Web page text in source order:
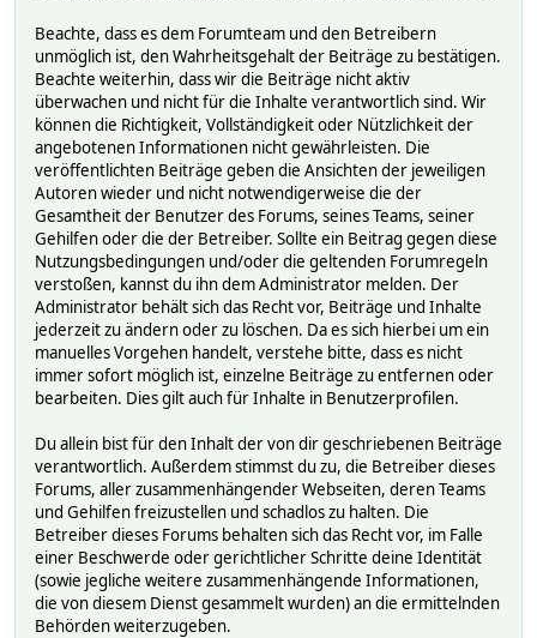
Beachte, dass es dem Forumteam und den Betreibern
unmöglich ist, den Wahrheitsgehalt der Beiträge zu bestätigen.
Beachte weiterhin, dass wir die Beiträge nicht aktiv
überwachen und nicht für die Inhalte verantwortlich sind. Wir
können die Richtigkeit, Vollständigkeit oder Nützlichkeit der
angebotenen Informationen nicht gewährleisten. Die
veröffentlichten Beiträge geben die Ansichten der jeweiligen
Autoren wieder und nicht notwendigerweise die der
Gesamtheit der Benutzer des Forums, seines Teams, seiner
Gehilfen oder die der Betreiber. Sollte ein Beitrag gegen diese
Nutzungsbedingungen und/oder die geltenden Forumregeln
verstoßen, kannst du ihn dem Administrator melden. Der
Administrator behält sich das Recht vor, Beiträge und Inhalte
jederzeit zu ändern oder zu löschen. Da es sich hierbei um ein
manuelles Vorgehen handelt, verstehe bitte, dass es nicht
immer sofort möglich ist, einzelne Beiträge zu entfernen oder
bearbeiten. Dies gilt auch für Inhalte in Benutzerprofilen.
Du allein bist für den Inhalt der von dir geschriebenen Beiträge
verantwortlich. Außerdem stimmst du zu, die Betreiber dieses
Forums, aller zusammenhängender Webseiten, deren Teams
und Gehilfen freizustellen und schadlos zu halten. Die
Betreiber dieses Forums behalten sich das Recht vor, im Falle
einer Beschwerde oder gerichtlicher Schritte deine Identität
(sowie jegliche weitere zusammenhängende Informationen,
die von diesem Dienst gesammelt wurden) an die ermittelnden
Behörden weiterzugeben.